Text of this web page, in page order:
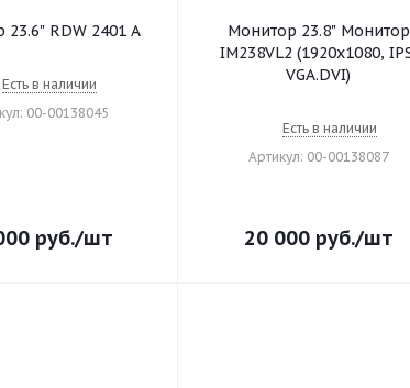
23.6" RDW 2401 А
Есть в наличии
00-00138045
руб./шт
Монитор 23.8" Монитор
IM238VL2 (1920х1080, IPS.
VGA.DVI)
Есть в наличии
Артикул: 00-00138087
20 000руб./шт